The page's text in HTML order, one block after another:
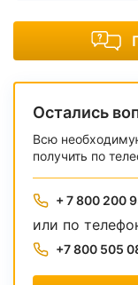
Остались
Всю
получить по
+ 7 800 200
или по
+7 800 505